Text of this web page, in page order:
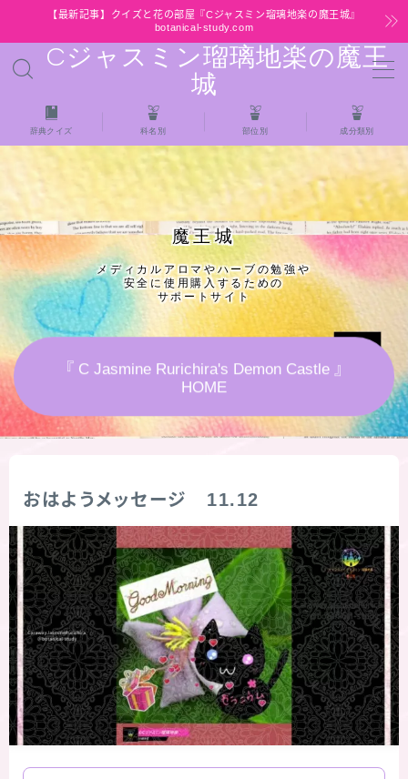
【最新記事】クイズと花の部屋『Cジャスミン瑠璃地楽の魔王城』
botanical-study.com
Cジャスミン瑠璃地楽の魔王
城
MENU
HOME
【最新】クイズと花の部屋
★全種/アロマハーブスパイス基材 プチ辞典ク
イズ＆プチ辞典
★アロマ検定＋αクイズ
★アロマハーブ傾向チェック
秘密部屋
お知らせ
公式ウェブサイト『Botanical Study』
Cジャスミン瑠璃地楽の主な活動先リンク集
プロフィール
辞典クイズ 科名別 部位別 成分類別
魔王城
メディカルアロマやハーブの勉強や
安全に使用購入するための
サポートサイト
『 C Jasmine Rurichira's Demon Castle 』
HOME
おはようメッセージ 11.12